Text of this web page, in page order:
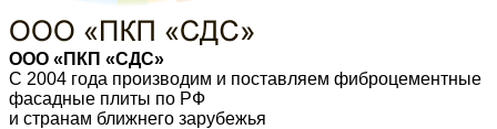
ООО «ПКП «СДС»
С 2004 года производим и поставляем фиброцементные
фасадные плиты по РФ
и странам ближнего зарубежья